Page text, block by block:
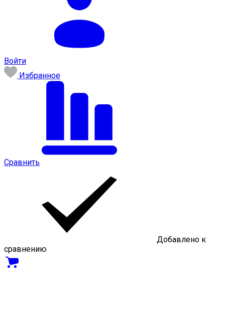
Войти
Избранное
Сравнить
Добавлено к
сравнению